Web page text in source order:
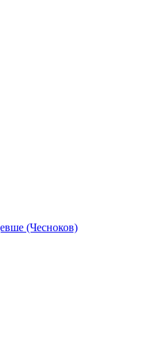
(Чесноков)